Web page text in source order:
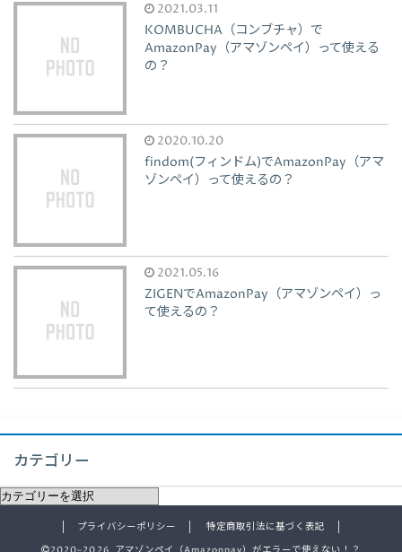
2021.03.11
KOMBUCHA（コンブチャ）で
AmazonPay（アマゾンペイ）って使える
の？
2020.10.20
findom(フィンドム)でAmazonPay（アマ
ゾンペイ）って使えるの？
2021.05.16
ZIGENでAmazonPay（アマゾンペイ）っ
て使えるの？
カテゴリー
プライバシーポリシー
特定商取引法に基づく表記